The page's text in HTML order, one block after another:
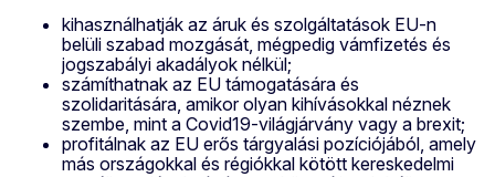
kihasználhatják az áruk és szolgáltatások EU-n
belüli szabad mozgását, mégpedig vámfizetés és
jogszabályi akadályok nélkül;
számíthatnak az EU támogatására és
szolidaritására, amikor olyan kihívásokkal néznek
szembe, mint a Covid19-világjárvány vagy a brexit;
profitálnak az EU erős tárgyalási pozíciójából, amely
más országokkal és régiókkal kötött kereskedelmi